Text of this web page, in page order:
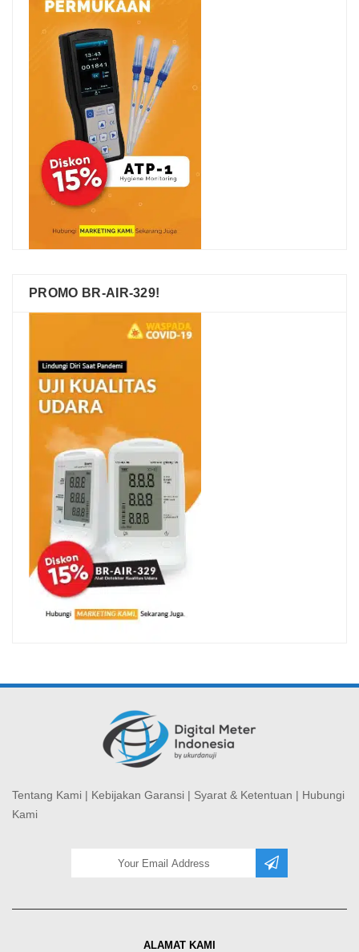
PROMO BR-AIR-329!
Tentang Kami | Kebijakan Garansi | Syarat & Ketentuan | Hubungi
Kami
ALAMAT KAMI